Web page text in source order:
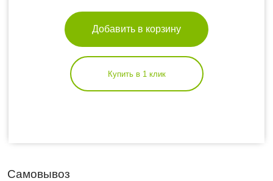
Добавить в корзину
Купить в 1 клик
Самовывоз